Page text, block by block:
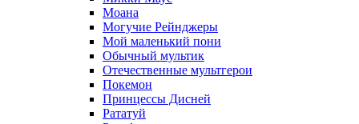
Моана
Могучие Рейнджеры
Мой маленький пони
Обычный мультик
Отечественные мультгерои
Покемон
Принцессы Дисней
Рататуй